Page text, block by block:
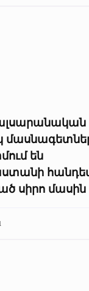
են
սիրո մասին